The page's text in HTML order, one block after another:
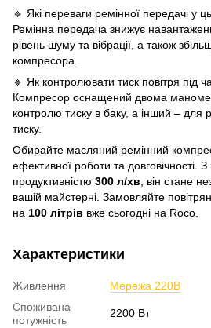
🔹 Які переваги ремінної передачі у
Ремінна передача знижує
рівень шуму та вібрації, а також
компресора.
🔹 Як контролювати тиск повітря під
Компресор оснащений двома
контролю тиску в баку, а інший – для
тиску.
Обирайте масляний ремінний
ефективної роботи та довговічності. З
продуктивністю 300 л/хв , він стане
вашій майстерні. Замовляйте
на 100 літрів вже сьогодні на Roco.
Характеристики
Живлення
Мережа 220В
Споживана
потужність
2200 Вт